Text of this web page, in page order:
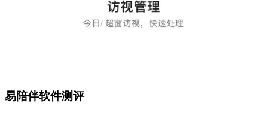
易陪伴软件测评